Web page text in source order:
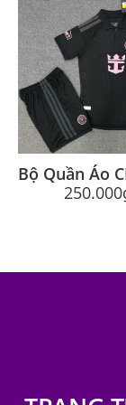
250.000